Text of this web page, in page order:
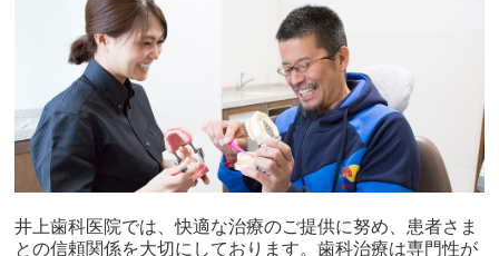
井上歯科医院では、快適な治療のご提供に努め、患者さま
との信頼関係を大切にしております。歯科治療は専門性が